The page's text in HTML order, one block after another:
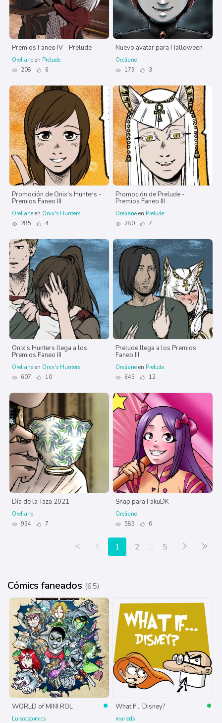
Premios Faneo IV - Prelude
Oreliane en Prelude
208
6
Nuevo avatar para Halloween
Oreliane
179
3
Promoción de Onix's Hunters -
Premios Faneo III
Oreliane en Onix's Hunters
285
4
Promoción de Prelude -
Premios Faneo III
Oreliane en Prelude
280
7
Onix's Hunters llega a los
Premios Faneo III
Oreliane en Onix's Hunters
607
10
Prelude llega a los Premios
Faneo III
Oreliane en Prelude
645
12
Día de la Taza 2021
Oreliane
934
7
Snap para FakuDK
Oreliane
585
6
Primera página
Anterior
1 2 ... 5 Siguiente
Cómics faneados (65)
WORLD of MINI ROL
Luisocscomics
What If... Disney?
mariods